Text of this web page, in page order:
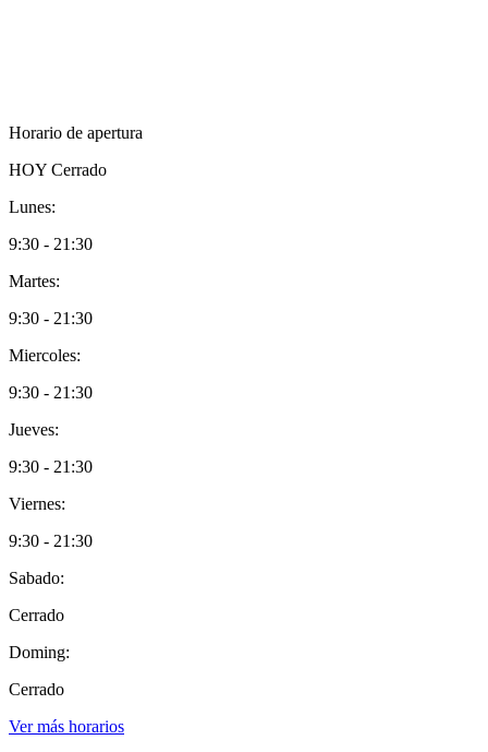
Horario de apertura
HOY Cerrado
Lunes:
9:30 - 21:30
Martes:
9:30 - 21:30
Miercoles:
9:30 - 21:30
Jueves:
9:30 - 21:30
Viernes:
9:30 - 21:30
Sabado:
Cerrado
Doming:
Cerrado
Ver más horarios